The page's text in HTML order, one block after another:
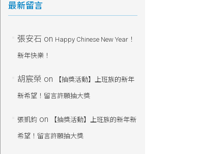
最新留言
張安石 on Happy Chinese New Year！
新年快樂！
胡宸榮 on 【抽獎活動】上班族的新年
新希望！留言許願抽大獎
張凱鈞on 【抽獎活動】上班族的新年新
希望！留言許願抽大獎